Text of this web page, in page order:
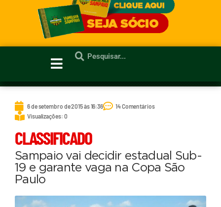
6 de setembro de 2015 às 16:36
14 Comentários
Visualizações: 0
CLASSIFICADO
Sampaio vai decidir estadual Sub-
19 e garante vaga na Copa São
Paulo